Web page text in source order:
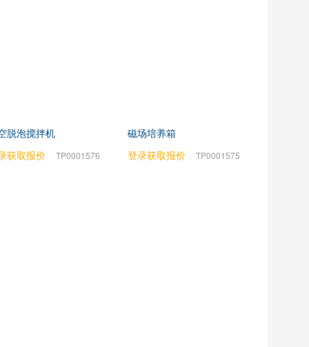
脱泡搅拌机
获取报价
TP0001576
磁场培养箱
登录获取报价
TP0001575